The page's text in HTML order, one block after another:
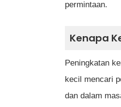
Perlukah
Rujukan
permintaan.
Kenapa
Peningkatan
kecil mencari
dan dalam